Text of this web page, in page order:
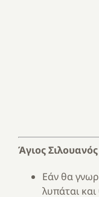
Άγιος
Εάν θα
λυπάται